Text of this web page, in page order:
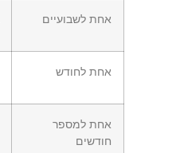
אחת לשבועיים
אחת לחודש
אחת למספר
חודשים